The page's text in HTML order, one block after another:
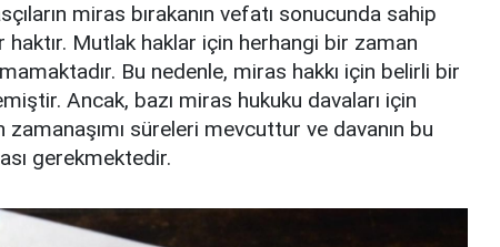
miras bırakanın vefatı sonucunda sahip
Mutlak haklar için herhangi bir zaman
Bu nedenle, miras hakkı için belirli bir
Ancak, bazı miras hukuku davaları için
süreleri mevcuttur ve davanın bu
gerekmektedir.